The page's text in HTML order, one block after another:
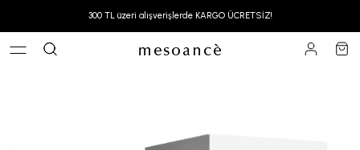
300 TL üzeri alışverişlerde KARGO ÜCRETSİZ!